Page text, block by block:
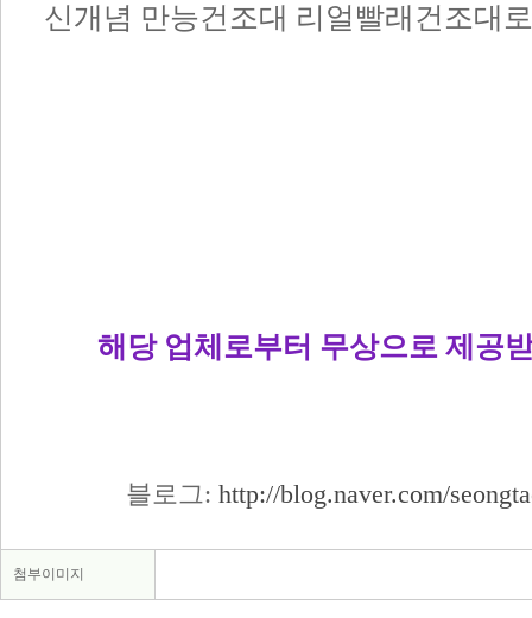
신개념 만능건조대 리얼빨래건조대
해당 업체로부터 무상으로 제공
블로그: http://blog.naver.com/
첨부이미지